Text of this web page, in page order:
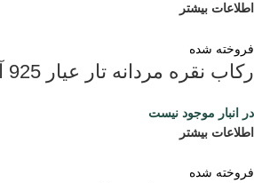
اطلاعات بیشتر
فروخته شده
رکاب نقره مردانه تار عیار 925 آبکاری رودیوم
در انبار موجود نیست
اطلاعات بیشتر
فروخته شده